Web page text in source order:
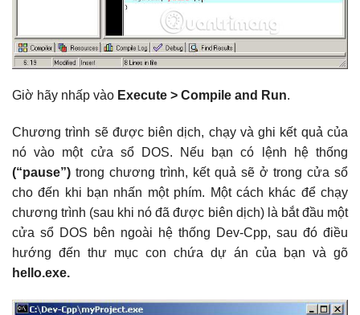
Giờ hãy nhấp vào Execute > Compile and Run.
Chương trình sẽ được biên dịch, chạy và ghi kết quả của
nó vào một cửa sổ DOS. Nếu bạn có lệnh hệ thống
(“pause”) trong chương trình, kết quả sẽ ở trong cửa sổ
cho đến khi bạn nhấn một phím. Một cách khác để chạy
chương trình (sau khi nó đã được biên dịch) là bắt đầu một
cửa sổ DOS bên ngoài hệ thống Dev-Cpp, sau đó điều
hướng đến thư mục con chứa dự án của bạn và gõ
hello.exe.